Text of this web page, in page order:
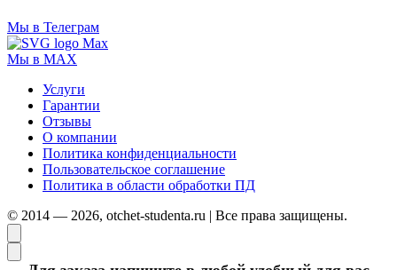
Мы в Телеграм
Мы в MAX
Услуги
Гарантии
Отзывы
О компании
Политика конфиденциальности
Пользовательское соглашение
Политика в области обработки ПД
© 2014 — 2026, otchet-studenta.ru | Все права защищены.